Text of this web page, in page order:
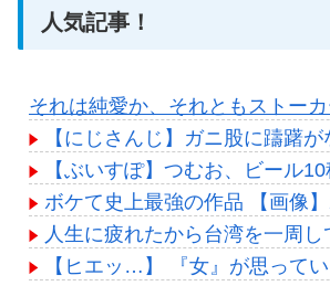
人気記事！
それは純愛か、それともストー
【にじさんじ】ガニ股に躊躇が
【ぶいすぽ】つむお、ビール
ボケて史上最強の作品 【画像
人生に疲れたから台湾を一周し
【ヒエッ…】 『女』が思って